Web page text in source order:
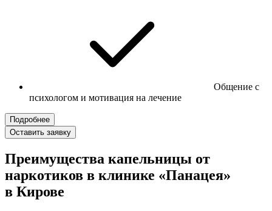
Общение с
психологом и мотивация на лечение
Подробнее
Оставить заявку
Преимущества капельницы от
наркотиков в клинике «Панацея»
в Кирове